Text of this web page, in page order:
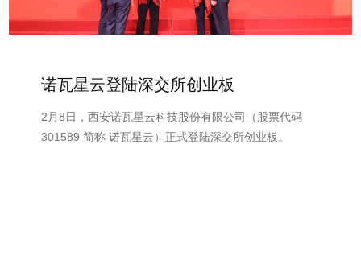
诺瓦星云登陆深交所创业板
2月8日，西安诺瓦星云科技股份有限公司（股票代码
301589 简称 诺瓦星云）正式登陆深交所创业板。